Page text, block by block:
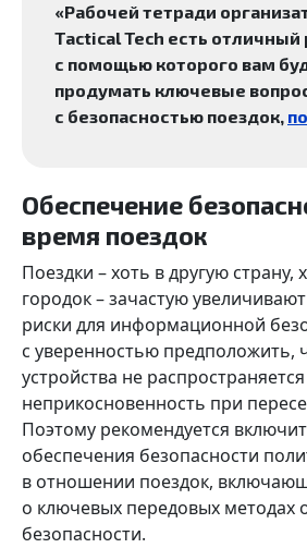
«Рабочей тетради
Tactical Tech есть отличный
с помощью которого вам
продумать ключевые
с безопасностью поездок,
Обеспечение
время поездок
Поездки – хоть в другую страну,
городок – зачастую
риски для информационной
с уверенностью предположить,
устройства не
неприкосновенность при
Поэтому рекомендуется
обеспечения безопасности
в отношении поездок,
о ключевых передовых методах
безопасности.